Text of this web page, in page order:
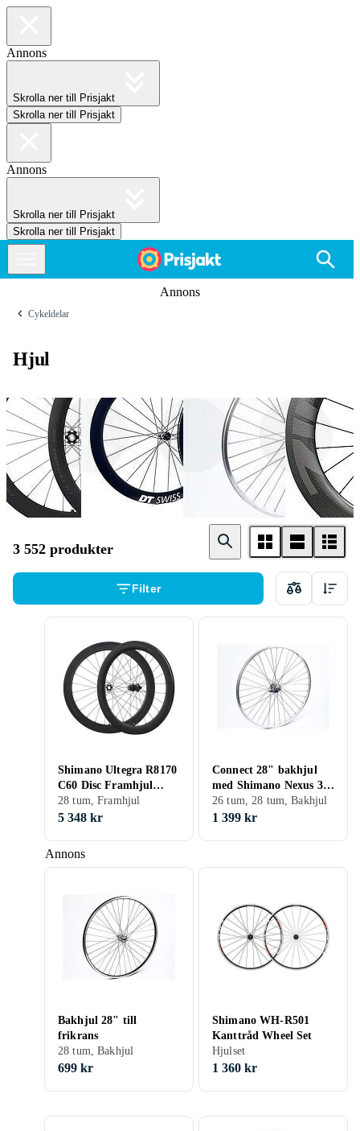
Annons
Skrolla ner till Prisjakt
Skrolla ner till Prisjakt
Annons
Skrolla ner till Prisjakt
Skrolla ner till Prisjakt
Annons
Cykeldelar
Hjul
Shimano DT Swiss Connect
3 552 produkter
Filter
Annons
Shimano Ultegra R8170
C60 Disc Framhjul
Tubeless Carbon 12 mm
100 700C
28 tum, Framhjul
5 348 kr
Connect 28" bakhjul
med Shimano Nexus 3
växlar och fotbroms
26 tum, 28 tum, Bakhjul
1 399 kr
Bakhjul 28" till
frikrans
28 tum, Bakhjul
699 kr
Shimano WH-R501
Kanttråd Wheel Set
Hjulset
1 360 kr